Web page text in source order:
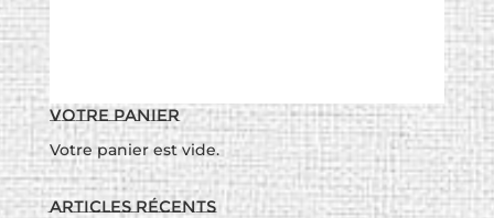
Votre panier
Votre panier est vide.
Articles récents